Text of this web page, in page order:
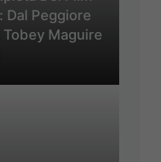
Dal Peggiore
Maguire